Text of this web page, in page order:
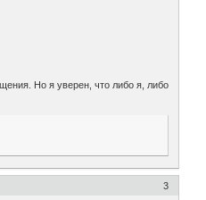
Но я уверен, что либо я, либо
3